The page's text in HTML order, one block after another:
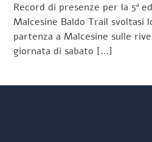
Record di presenze per la 5ª
Malcesine Baldo Trail svoltasi
partenza a Malcesine sulle
giornata di sabato […]